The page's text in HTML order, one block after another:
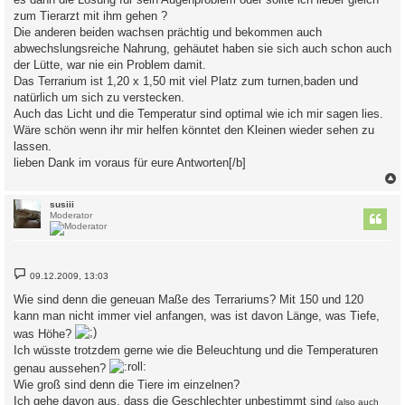
zum Tierarzt mit ihm gehen ?
Die anderen beiden wachsen prächtig und bekommen auch
abwechslungsreiche Nahrung, gehäutet haben sie sich auch schon auch
der Lütte, war nie ein Problem damit.
Das Terrarium ist 1,20 x 1,50 mit viel Platz zum turnen,baden und
natürlich um sich zu verstecken.
Auch das Licht und die Temperatur sind optimal wie ich mir sagen lies.
Wäre schön wenn ihr mir helfen könntet den Kleinen wieder sehen zu
lassen.
lieben Dank im voraus für eure Antworten[/b]
susiii
Moderator
B
e
t
r
g
09.12.2009, 13:03
Wie sind denn die geneuan Maße des Terrariums? Mit 150 und 120
kann man nicht immer viel anfangen, was ist davon Länge, was Tiefe,
was Höhe?
Ich wüsste trotzdem gerne wie die Beleuchtung und die Temperaturen
genau aussehen?
Wie groß sind denn die Tiere im einzelnen?
Ich gehe davon aus, dass die Geschlechter unbestimmt sind (also auch